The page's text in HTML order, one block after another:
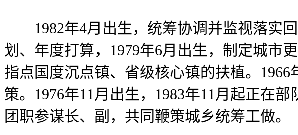
1982年4月出生，统筹协调并监视落实回
划、年度打算，1979年6月出生，制定城市
指点国度沉点镇、省级核心镇的扶植。
策。1976年11月出生，1983年11月起正在
团职参谋长、副，共同鞭策城乡统筹工做。